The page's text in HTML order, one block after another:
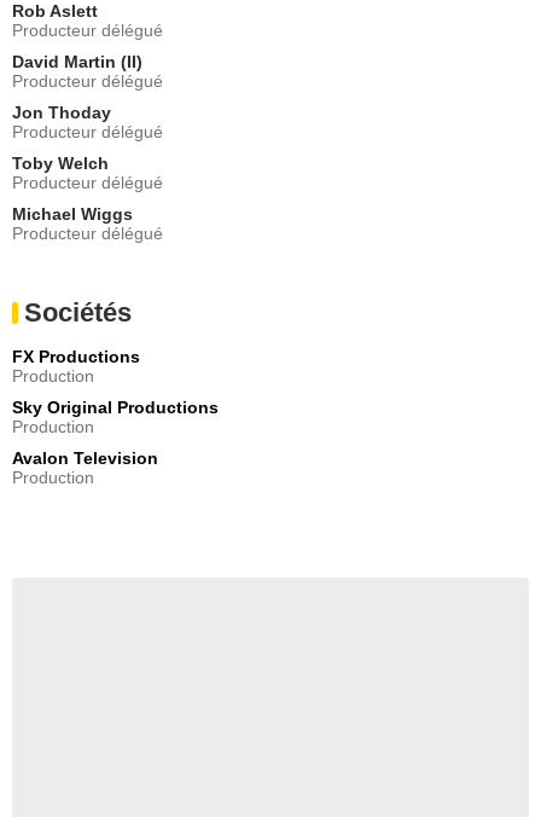
Rob Aslett
Producteur délégué
David Martin (II)
Producteur délégué
Jon Thoday
Producteur délégué
Toby Welch
Producteur délégué
Michael Wiggs
Producteur délégué
Sociétés
FX Productions
Production
Sky Original Productions
Production
Avalon Television
Production